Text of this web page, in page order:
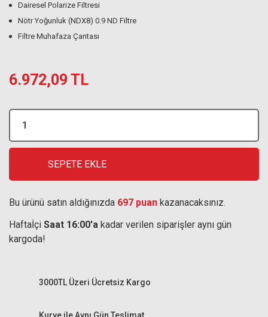
Dairesel Polarize Filtresi
Nötr Yoğunluk (NDX8) 0.9 ND Filtre
Filtre Muhafaza Çantası
6.972,09 TL
SEPETE EKLE
Bu ürünü satın aldığınızda 697 puan kazanacaksınız.
Haftaİçi Saat 16:00'a kadar verilen siparişler aynı gün
kargoda!
Kurye ile Aynı Gün Teslimat
3000TL Üzeri Ücretsiz Kargo